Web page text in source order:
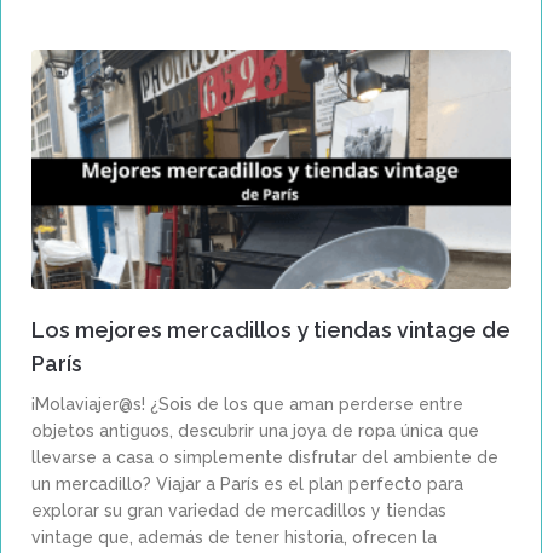
Los mejores mercadillos y tiendas vintage de
París
¡Molaviajer@s! ¿Sois de los que aman perderse entre
objetos antiguos, descubrir una joya de ropa única que
llevarse a casa o simplemente disfrutar del ambiente de
un mercadillo? Viajar a París es el plan perfecto para
explorar su gran variedad de mercadillos y tiendas
vintage que, además de tener historia, ofrecen la